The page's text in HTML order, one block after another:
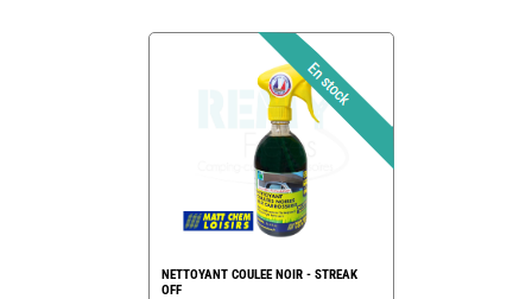
NETTOYANT COULEE NOIR - STREAK
OFF